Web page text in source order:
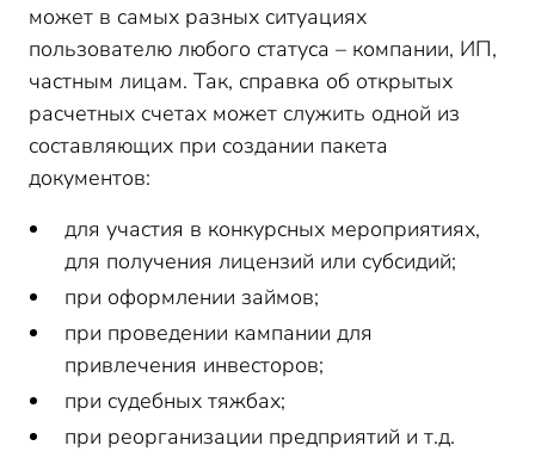
может в самых разных ситуациях
пользователю любого статуса – компании, ИП,
частным лицам. Так, справка об открытых
расчетных счетах может служить одной из
составляющих при создании пакета
документов:
для участия в конкурсных мероприятиях,
для получения лицензий или субсидий;
при оформлении займов;
при проведении кампании для
привлечения инвесторов;
при судебных тяжбах;
при реорганизации предприятий и т.д.